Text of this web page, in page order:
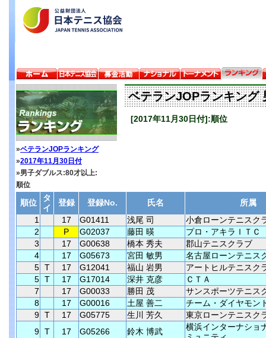
»ベテランJOPランキング
»2017年11月30日付
»男子ダブルス:80才以上:
順位
ベテランJOPランキング
[2017年11月30日付]:順位
順位
タ
イ
登録 登録No. 氏名
所属
1
17 G01411 浅尾 司
小倉ローンテニスク
2
P G02037 藤田 暎
プロ・アキラＩＴＣ
3
17 G00638 橋本 秀夫
郡山テニスクラブ
4
17 G05673 宮田 敏男
名古屋ローンテニス
5 T 17 G12041 福山 岩男
アートヒルテニスク
5 T 17 G17014 深井 克彦
ＣＴＡ
7
17 G00033 勝田 茂
サンスポーツテニス
8
17 G00016 土屋 善二
チーム・ダイヤモン
9 T 17 G05775 生川 芳久
東京ローンテニスク
9 T 17 G05266 鈴木 博武
横浜インターナショ